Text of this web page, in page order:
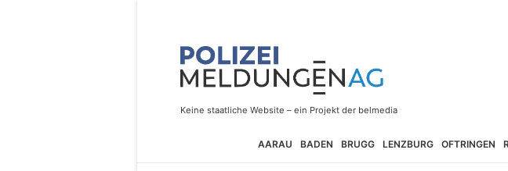
AARAU BADEN BRUGG LENZBURG OFTRINGEN